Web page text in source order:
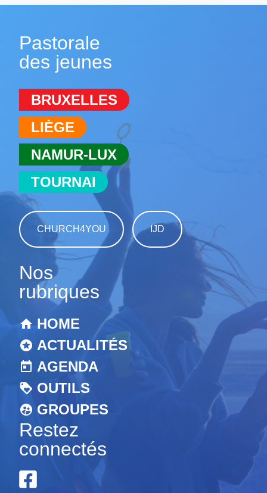
Pastorale
des jeunes
BRUXELLES
LIÈGE
NAMUR-LUX
TOURNAI
CHURCH4YOU IJD
Nos
rubriques
HOME
ACTUALITÉS
AGENDA
OUTILS
GROUPES
Restez
connectés